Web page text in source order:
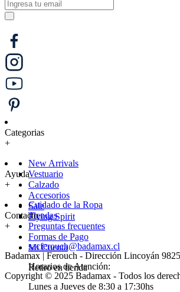
Categorias
+
New Arrivals
Vestuario
Calzado
Accesorios
Sale
Flying Spirit
Ayuda
+
Cuidado de la Ropa
Tiendas
Preguntas frecuentes
Formas de Pago
Mi Cuenta
Retiro en tienda
Contacto
+
sacferouch@badamax.cl
Horarios de Atención:
Lunes a Jueves de 8:30 a 17:30hs
Badamax | Ferouch - Dirección Lincoyán
Copyright © 2025 Badamax - Todos los